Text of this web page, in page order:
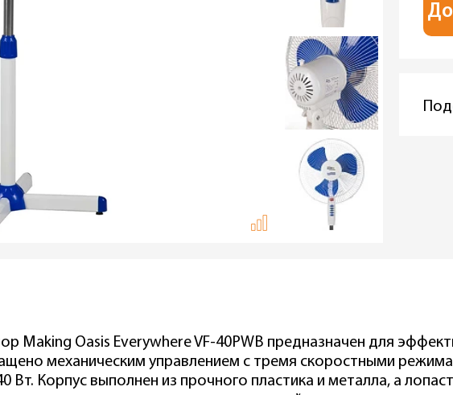
Making Oasis Everywhere VF-40PWB предназначен для
механическим управлением с тремя скоростными
Вт. Корпус выполнен из прочного пластика и металла, а